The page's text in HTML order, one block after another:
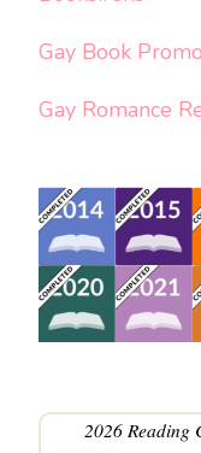
Gay Book
Gay Romance
2026 Reading